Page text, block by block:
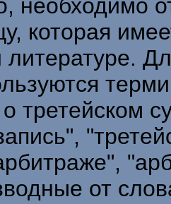
необходимо
которая
третейском
от